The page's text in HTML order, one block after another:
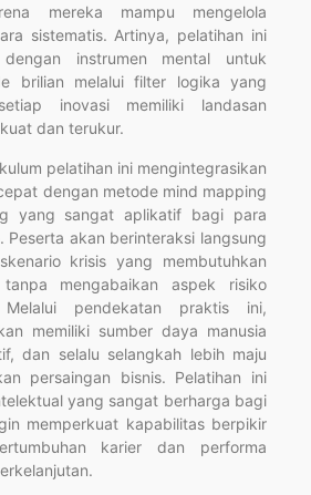
mereka mampu mengelola
sistematis. Artinya, pelatihan ini
instrumen mental untuk
brilian melalui filter logika yang
inovasi memiliki landasan
dan terukur.
pelatihan ini mengintegrasikan
dengan metode mind mapping
yang sangat aplikatif bagi para
Peserta akan berinteraksi langsung
krisis yang membutuhkan
mengabaikan aspek risiko
pendekatan praktis ini,
memiliki sumber daya manusia
dan selalu selangkah lebih maju
persaingan bisnis. Pelatihan ini
yang sangat berharga bagi
memperkuat kapabilitas berpikir
karier dan performa